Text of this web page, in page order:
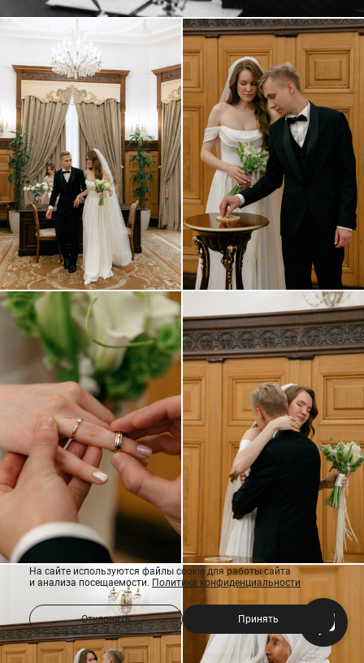
На сайте используются файлы cookie для работы сайта
и анализа посещаемости. Политика конфиденциальности
Отклонить Принять